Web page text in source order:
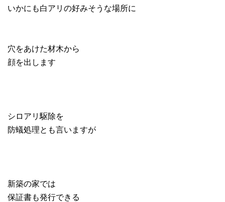
いかにも白アリの好みそうな場所に
穴をあけた材木から
顔を出します
シロアリ駆除を
防蟻処理とも言いますが
新築の家では
保証書も発行できる